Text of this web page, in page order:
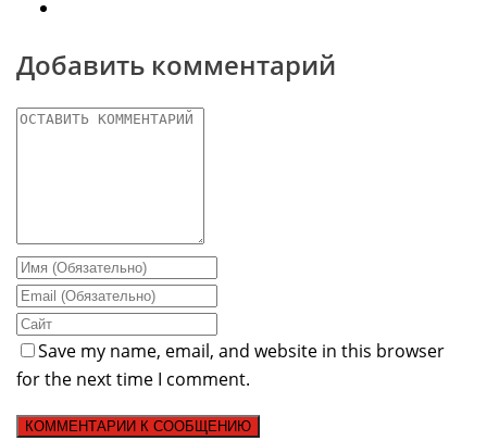
Добавить комментарий
Save my name, email, and website in this browser
for the next time I comment.